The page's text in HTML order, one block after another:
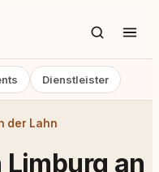
Dienstleister
der Lahn
an